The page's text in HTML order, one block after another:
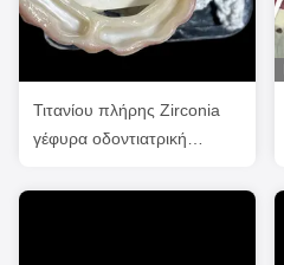
Τιτανίου πλήρης Zirconia
γέφυρα οδοντιατρική
εμφύτευσης